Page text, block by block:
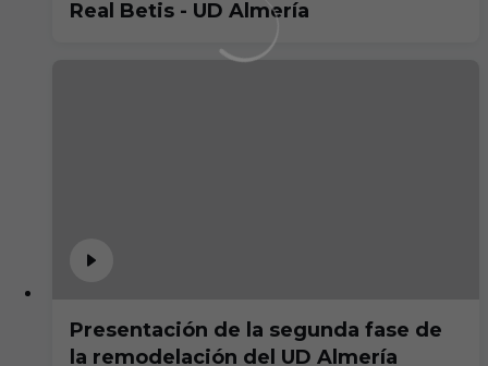
Real Betis - UD Almería
Presentación de la segunda fase de
la remodelación del UD Almería